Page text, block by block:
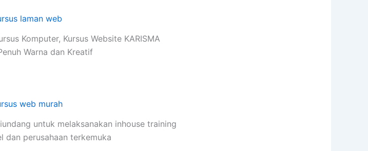
Komputer, Kursus Website KARISMA
Warna dan Kreatif
untuk melaksanakan inhouse training
dan perusahaan terkemuka